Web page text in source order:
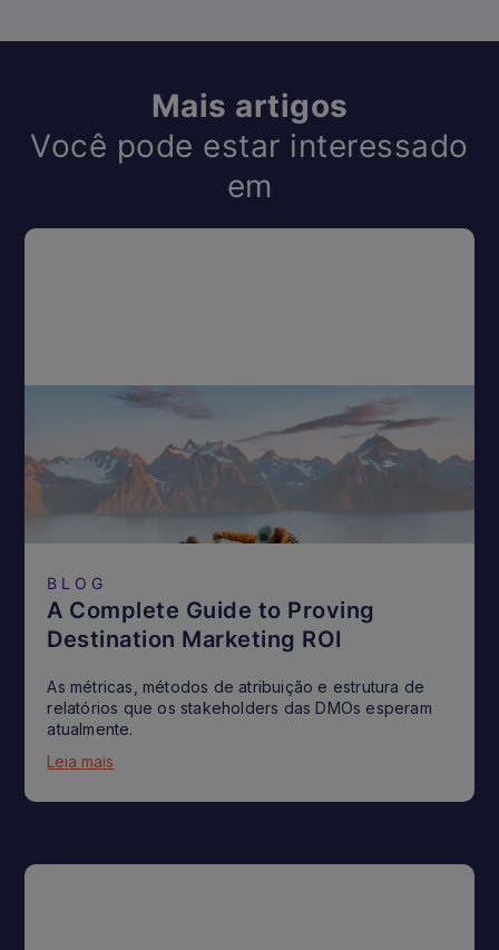
Mais artigos
Você pode estar interessado
em
BLOG
A Complete Guide to Proving
Destination Marketing ROI
As métricas, métodos de atribuição e estrutura de
relatórios que os stakeholders das DMOs esperam
atualmente.
Leia mais